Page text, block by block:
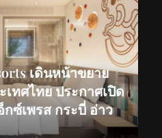
เดินหน้าขยาย
ทศไทย ประกาศเปิด
ซ์เพรส กระบี่ อ่าว